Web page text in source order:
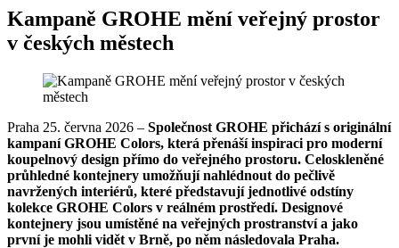
Kampaně GROHE mění veřejný prostor
v českých městech
Praha 25. června 2026 – Společnost GROHE přichází s originální
kampaní GROHE Colors, která přenáší inspiraci pro moderní
koupelnový design přímo do veřejného prostoru. Celoskleněné
průhledné kontejnery umožňují nahlédnout do pečlivě
navržených interiérů, které představují jednotlivé odstíny
kolekce GROHE Colors v reálném prostředí. Designové
kontejnery jsou umístěné na veřejných prostranství a jako
první je mohli vidět v Brně, po něm následovala Praha.